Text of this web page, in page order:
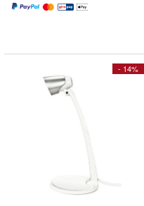
- 14%